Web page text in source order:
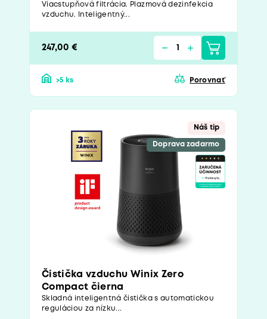
Viacstupňová filtrácia. Plazmová dezinfekcia
vzduchu. Inteligentný...
247,00 €
>5 ks Porovnať
Náš tip
Doprava zadarmo
Čistička vzduchu Winix Zero
Compact čierna
Skladná inteligentná čistička s automatickou
reguláciou za nízku...